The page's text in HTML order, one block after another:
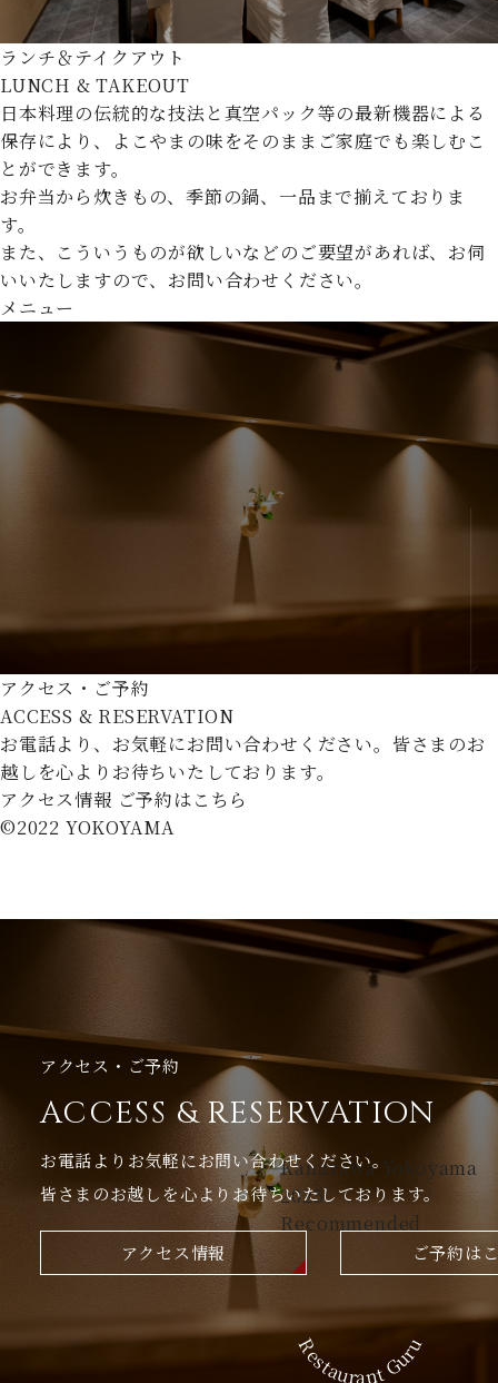
Kanazawa Yokoyama
2025
Recommended
Restaurant Guru
ランチ＆テイクアウト
LUNCH & TAKEOUT
日本料理の伝統的な技法と真空パック等の最新機器による
保存により、よこやまの味をそのままご家庭でも楽しむこ
とができます。
お弁当から炊きもの、季節の鍋、一品まで揃えておりま
す。
また、こういうものが欲しいなどのご要望があれば、お伺
いいたしますので、お問い合わせください。
メニュー
アクセス・ご予約
ACCESS & RESERVATION
お電話より、お気軽にお問い合わせください。 皆さまのお
越しを心よりお待ちいたしております。
アクセス情報 ご予約はこちら
©︎2022 YOKOYAMA
アクセス・ご予約
ACCESS & RESERVATION
お電話よりお気軽にお問い合わせください。
皆さまのお越しを心よりお待ちいたしております。
アクセス情報 ご予約は